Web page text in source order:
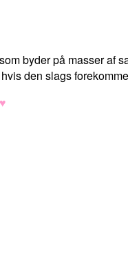
byder på masser af
den slags
♥